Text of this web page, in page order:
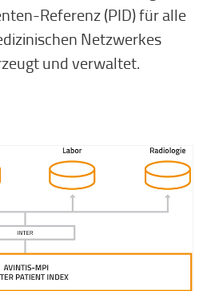
Referenz (PID) für alle
Netzwerkes
und verwaltet.